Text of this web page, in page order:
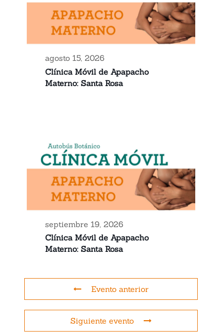
agosto 15, 2026
Clínica Móvil de Apapacho
Materno: Santa Rosa
septiembre 19, 2026
Clínica Móvil de Apapacho
Materno: Santa Rosa
Evento anterior
Siguiente evento